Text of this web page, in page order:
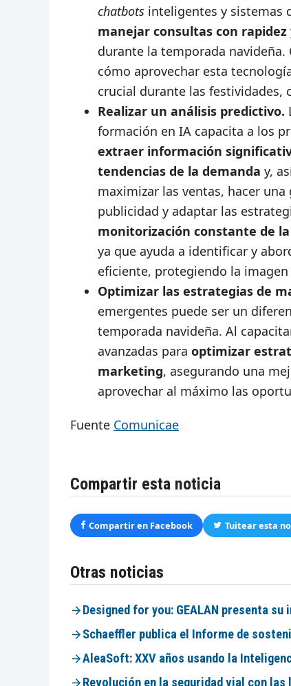
chatbots inteligentes y sistemas
manejar consultas con
durante la temporada navideña.
cómo aprovechar esta
crucial durante las festividades,
Realizar un análisis predictivo.
formación en IA capacita a los
extraer información
tendencias de la demanda y,
maximizar las ventas, hacer
publicidad y adaptar las
monitorización constante de
ya que ayuda a identificar y
eficiente, protegiendo la imagen
Optimizar las estrategias de
emergentes puede ser un
temporada navideña. Al
avanzadas para optimizar
marketing, asegurando una
aprovechar al máximo las
Fuente Comunicae
Compartir esta noticia
Compartir en Facebook Tuitear esta
Otras noticias
Designed for you: GEALAN presenta
Schaeffler publica el Informe de
AleaSoft: XXV años usando la
Revolución en la seguridad vial con las